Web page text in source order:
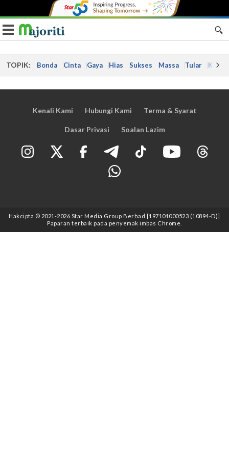
Toggle navigation
TOPIK: Bonda Cinta Gaya Hias Sukses Massa Tular Kes
Kenali Kami Hubungi Kami Terma & Syarat
Dasar Privasi Soalan Lazim
Hakcipta © 2021 -2026 Star Media Group Berhad [197101000523 (10894-D)]
Paparan terbaik pada penyemak imbas Chrome.